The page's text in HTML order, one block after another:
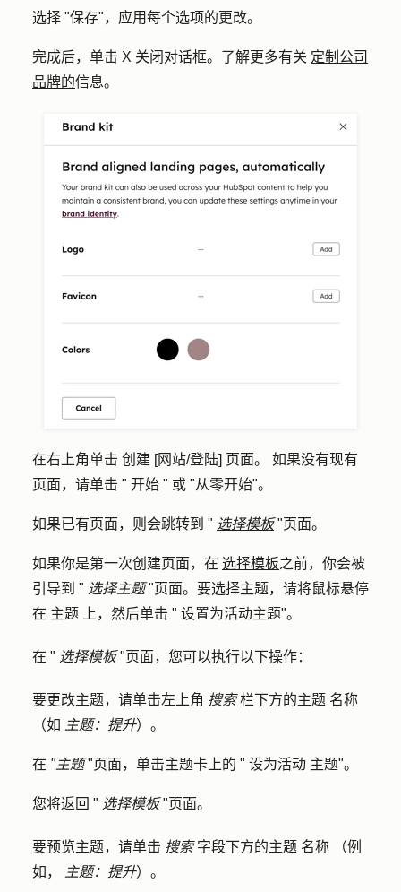
选择 "保存"，应用每个选项的更改。
完成后，单击 X 关闭对话框。了解更多有关 定制公司
品牌的信息。
在右上角单击 创建 [网站/登陆] 页面。
如果没有现有
页面，请单击 " 开始 " 或 "从零开始"。
如果已有页面，则会跳转到 " 选择模板"页面。
如果你是第一次创建页面，在 选择模板之前，你会被
引导到 " 选择主题"页面。要选择主题，请将鼠标悬停
在 主题 上，然后单击 " 设置为活动主题"。
在 " 选择模板"页面，您可以执行以下操作：
要更改主题，请单击左上角 搜索栏下方的主题 名称
（如 主题：提升）。
在 "主题"页面，单击主题卡上的 " 设为活动 主题"。
您将返回 " 选择模板"页面。
要预览主题，请单击 搜索字段下方的主题 名称 （例
如，
主题：提升）。